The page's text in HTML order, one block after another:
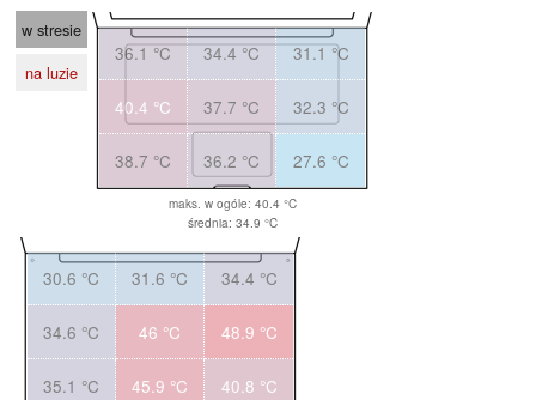
w stresie
na luzie
36.1 °C 34.4 °C 31.1 °C
40.4 °C 37.7 °C 32.3 °C
38.7 °C 36.2 °C 27.6 °C
maks. w ogóle: 40.4 °C
średnia: 34.9 °C
30.6 °C 31.6 °C 34.4 °C
34.6 °C 46 °C 48.9 °C
35.1 °C 45.9 °C 40.8 °C